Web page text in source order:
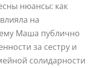
нюансы: как
на
Маша публично
за сестру и
солидарности